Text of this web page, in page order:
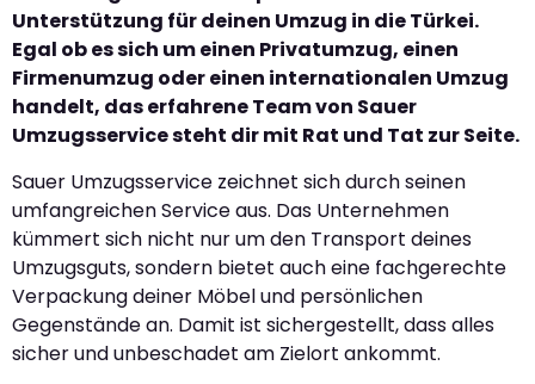
Unterstützung für deinen Umzug in die Türkei.
Egal ob es sich um einen Privatumzug, einen
Firmenumzug oder einen internationalen Umzug
handelt, das erfahrene Team von Sauer
Umzugsservice steht dir mit Rat und Tat zur Seite.
Sauer Umzugsservice zeichnet sich durch seinen
umfangreichen Service aus. Das Unternehmen
kümmert sich nicht nur um den Transport deines
Umzugsguts, sondern bietet auch eine fachgerechte
Verpackung deiner Möbel und persönlichen
Gegenstände an. Damit ist sichergestellt, dass alles
sicher und unbeschadet am Zielort ankommt.